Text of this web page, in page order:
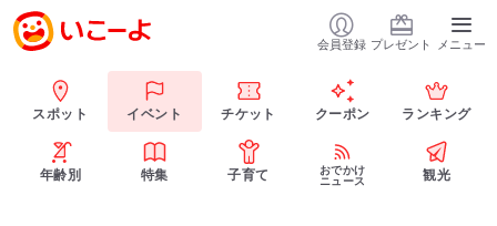
会員登録 プレゼント メニュー
スポット イベント チケット クーポン ランキング
年齢別 特集 子育て
おでかけ
ニュース
観光